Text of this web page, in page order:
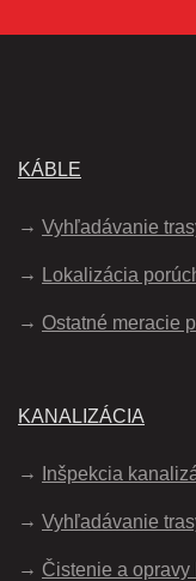
KÁBLE
Vyhľadávanie
Lokalizácia
Ostatné meracie
KANALIZÁCIA
Inšpekcia
Vyhľadávanie
Čistenie a